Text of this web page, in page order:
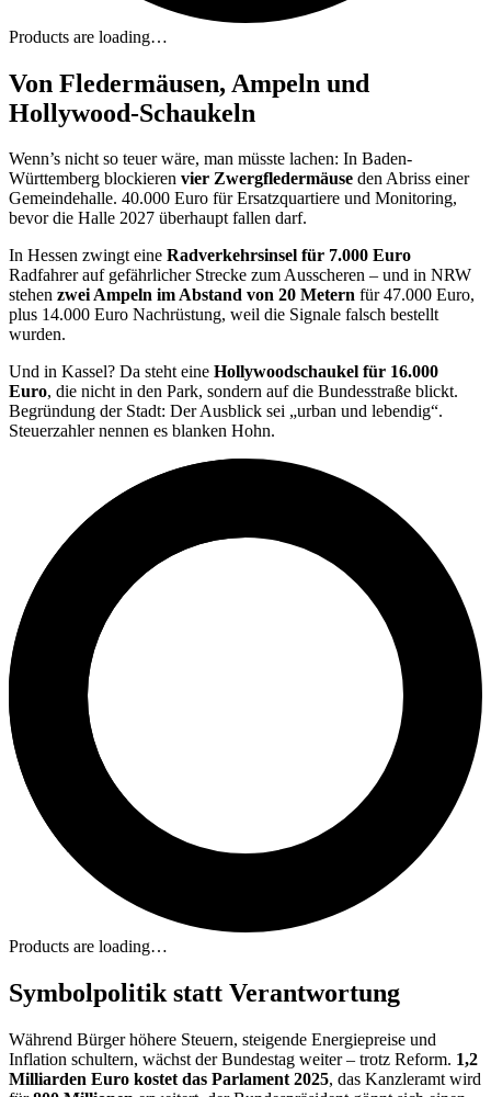
Products are loading…
Von Fledermäusen, Ampeln und
Hollywood-Schaukeln
Wenn’s nicht so teuer wäre, man müsste lachen: In Baden-
Württemberg blockieren vier Zwergfledermäuse den Abriss einer
Gemeindehalle. 40.000 Euro für Ersatzquartiere und Monitoring,
bevor die Halle 2027 überhaupt fallen darf.
In Hessen zwingt eine Radverkehrsinsel für 7.000 Euro
Radfahrer auf gefährlicher Strecke zum Ausscheren – und in NRW
stehen zwei Ampeln im Abstand von 20 Metern für 47.000 Euro,
plus 14.000 Euro Nachrüstung, weil die Signale falsch bestellt
wurden.
Und in Kassel? Da steht eine Hollywoodschaukel für 16.000
Euro, die nicht in den Park, sondern auf die Bundesstraße blickt.
Begründung der Stadt: Der Ausblick sei „urban und lebendig“.
Steuerzahler nennen es blanken Hohn.
Products are loading…
Symbolpolitik statt Verantwortung
Während Bürger höhere Steuern, steigende Energiepreise und
Inflation schultern, wächst der Bundestag weiter – trotz Reform. 1,2
Milliarden Euro kostet das Parlament 2025, das Kanzleramt wird